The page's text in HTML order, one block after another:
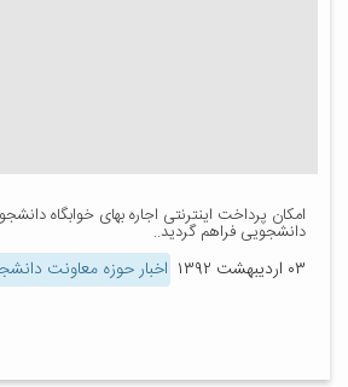
امکان پرداخت اینترنتی اجاره بهای خوابگاه
دانشجویی فراهم گردید..
۰۳ اردیبهشت ۱۳۹۲ اخبار حوزه معاونت